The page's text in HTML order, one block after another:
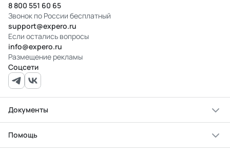
8 800 551 60 65
Звонок по России бесплатный
support@expero.ru
Если остались вопросы
info@expero.ru
Размещение рекламы
Соцсети
Документы
Помощь